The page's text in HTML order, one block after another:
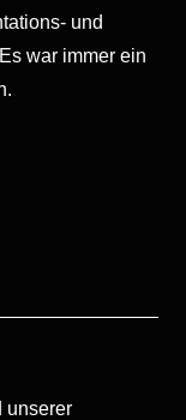
und
war immer ein
unserer